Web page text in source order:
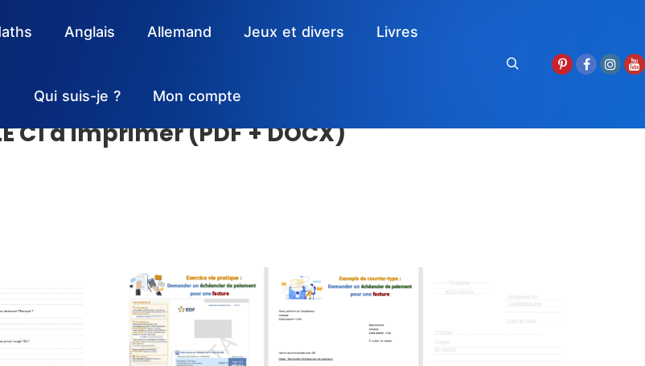
Anglais Allemand Jeux et divers Livres
Qui suis-je ? Mon compte
C1 à imprimer (PDF + DOCX)